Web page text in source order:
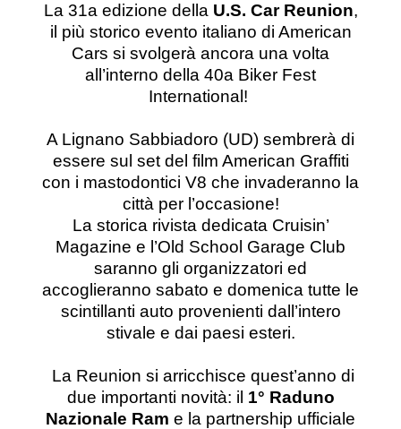
La 31a edizione della U.S. Car Reunion,
il più storico evento italiano di American
Cars si svolgerà ancora una volta
all’interno della 40a Biker Fest
International!
A Lignano Sabbiadoro (UD) sembrerà di
essere sul set del film American Graffiti
con i mastodontici V8 che invaderanno la
città per l’occasione!
La storica rivista dedicata Cruisin’
Magazine e l’Old School Garage Club
saranno gli organizzatori ed
accoglieranno sabato e domenica tutte le
scintillanti auto provenienti dall’intero
stivale e dai paesi esteri.
La Reunion si arricchisce quest’anno di
due importanti novità: il 1° Raduno
Nazionale Ram e la partnership ufficiale